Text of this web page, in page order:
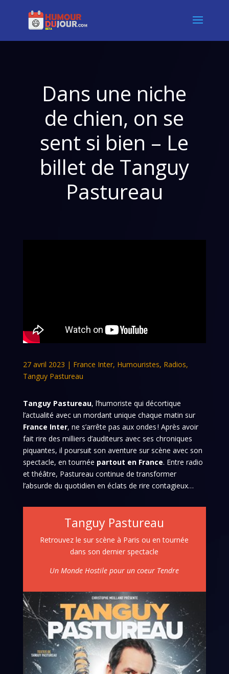
Dans une niche
de chien, on se
sent si bien – Le
billet de Tanguy
Pastureau
27 avril 2023 | France Inter, Humouristes, Radios,
Tanguy Pastureau
Tanguy Pastureau, l’humoriste qui décortique
l’actualité avec un mordant unique chaque matin sur
France Inter, ne s’arrête pas aux ondes ! Après avoir
fait rire des milliers d’auditeurs avec ses chroniques
piquantes, il poursuit son aventure sur scène avec son
spectacle, en tournée partout en France. Entre radio
et théâtre, Pastureau continue de transformer
l’absurde du quotidien en éclats de rire contagieux…
Tanguy Pastureau
Retrouvez le sur scène à Paris ou en tournée
dans son dernier spectacle
Un Monde Hostile pour un coeur Tendre